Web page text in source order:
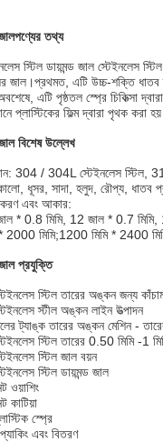
পণ্যের তথ্য
স্টিল ডায়মন্ড জাল স্টেইনলেস
জাল।প্রথমত, এটি উচ্চ-শক্তি ধাতব
এটি পৃষ্ঠতল স্প্রে চিকিত্সা
প্লাস্টিকের ফিল্ম দ্বারা পৃথক করা
বিশেষ উল্লেখ
304 / 304L স্টেইনলেস স্টিল,
ধূসর, সাদা, হলুদ, রৌপ্য, ধাতব
এবং আকার:
* 0.8 মিমি, 12 জাল * 0.7
* 2000 মিমি;1200 মিমি * 2400
প্রযুক্তি
স্টিল তারের অঙ্কন জন্য
স্টীল অঙ্কন লাইন উত্পাদন
ট্যাঙ্ক তারের অঙ্কন মেশিন -
স্টিল তারের 0.50 মিমি -1
স্টিল জাল বয়ন
স্টিল ডায়মন্ড জাল
ওয়াশিং
কাটিয়া
স্প্রে
এবং বিতরণ